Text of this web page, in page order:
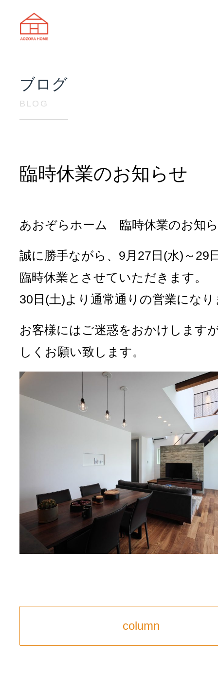
ブログ
BLOG
臨時休業のお知らせ
あおぞらホーム 臨時休業のお知
誠に勝手ながら、9月27日(水)～29
臨時休業とさせていただきます。
30日(土)より通常通りの営業にな
お客様にはご迷惑をおかけします
しくお願い致します。
column